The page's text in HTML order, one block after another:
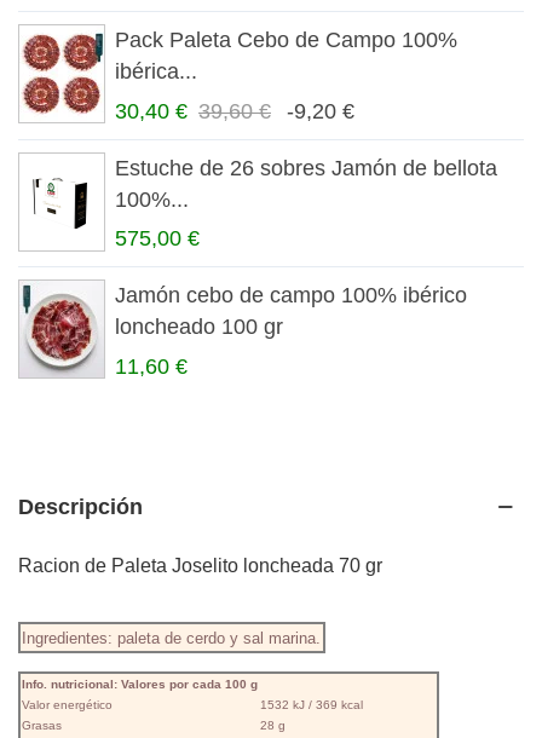
Pack Paleta Cebo de Campo 100%
ibérica...
30,40 € 39,60 € -9,20 €
Estuche de 26 sobres Jamón de bellota
100%...
575,00 €
Jamón cebo de campo 100% ibérico
loncheado 100 gr
11,60 €
Descripción
Racion de Paleta Joselito loncheada 70 gr
Ingredientes: paleta de cerdo y sal marina.
Info. nutricional: Valores por cada 100 g
Valor energético
1532 kJ / 369 kcal
Grasas
28 g